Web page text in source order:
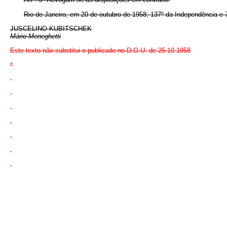
Rio de Janeiro, em 20 de outubro de 1958; 137º da Independência e
JUSCELINO KUBITSCHEK
Mário Meneghetti
Este texto não substitui o publicado no D.O.U. de 25.10.1958
*